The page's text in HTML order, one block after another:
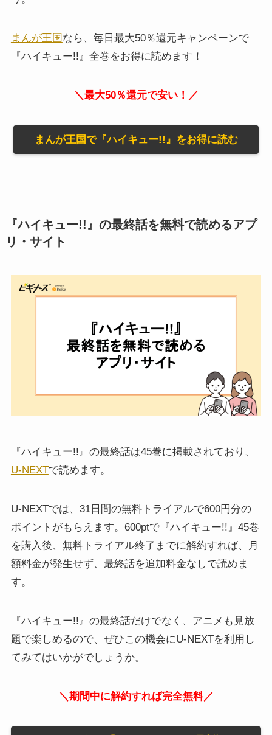
まんが王国 なら、毎日最大50％還元キャンペーンで
『ハイキュー!!』全巻をお得に読めます！
＼最大50％還元で安い！／
まんが王国で『ハイキュー!!』をお得に読む
『ハイキュー!!』の最終話を無料で読めるアプ
リ・サイト
『ハイキュー!!』の最終話は45巻に掲載されており、
U-NEXTで読めます。
U-NEXTでは、31日間の無料トライアルで600円分の
ポイントがもらえます。600ptで『ハイキュー!!』45巻
を購入後、無料トライアル終了までに解約すれば、月
額料金が発生せず、最終話を追加料金なしで読めま
す。
『ハイキュー!!』の最終話だけでなく、アニメも見放
題で楽しめるので、ぜひこの機会にU-NEXTを利用し
てみてはいかがでしょうか。
＼期間中に解約すれば完全無料／